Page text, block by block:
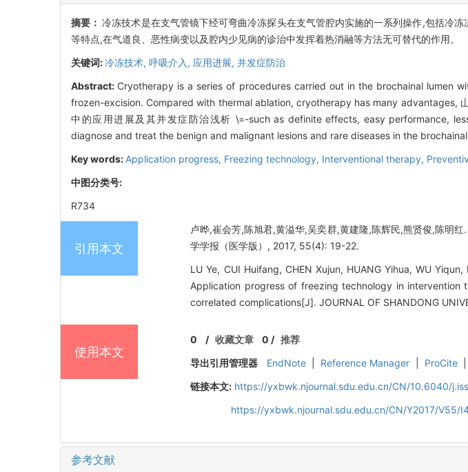
摘要：冷冻技术是在支气管镜下经可弯曲冷冻探头在支气管腔内实施的一系列操作,包括冷
等特点,在气道良、恶性病变以及腔内少见病的诊治中发挥着热消融等方法无可替代的作用。
关键词:冷冻技术, 呼吸介入, 应用进展, 并发症防治
Abstract: Cryotherapy is a series of procedures carried out in the brochainal lumen
frozen-excision. Compared with thermal ablation, cryotherapy has many advantages,
中的应用进展及其并发症防治浅析 \=-such as definite effects, easy performance,
diagnose and treat the benign and malignant lesions and rare diseases in the
Key words: Application progress, Freezing technology, Interventional therapy,
中图分类号:
R734
引用本文
卢晔,崔会芳,陈旭君,黄溢华,吴奕群,黄建隆,陈辉民,熊贤俊,陈明
学学报（医学版）, 2017, 55(4): 19-22.
LU Ye, CUI Huifang, CHEN Xujun, HUANG Yihua, WU
Application progress of freezing technology in
correlated complications[J]. JOURNAL OF SHANDONG
使用本文
0 /收藏文章 0 / 推荐
导出引用管理器
EndNote Reference Manager ProCite
链接本文: https://yxbwk.njournal.sdu.edu.cn/CN/10.6040/
https://yxbwk.njournal.sdu.edu.cn/CN/Y2017/V55/
参考文献